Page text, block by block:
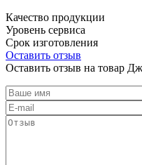
Качество продукции
Уровень сервиса
Срок изготовления
Оставить отзыв
Оставить отзыв на товар